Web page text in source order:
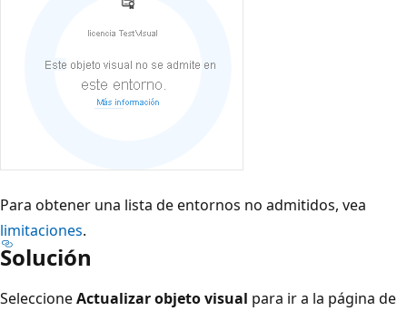
Para obtener una lista de entornos no admitidos, vea
limitaciones.
Solución
SeleccioneActualizar objeto visual para ir a la página de